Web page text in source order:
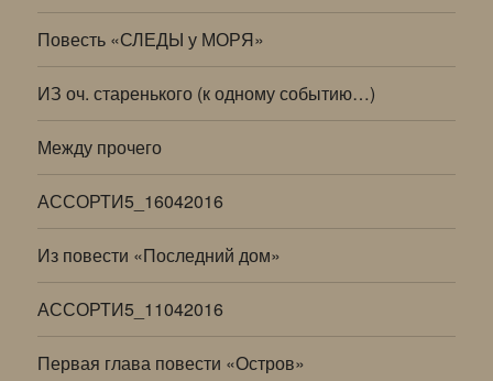
Повесть «СЛЕДЫ у МОРЯ»
ИЗ оч. старенького (к одному событию…)
Между прочего
АССОРТИ5_16042016
Из повести «Последний дом»
АССОРТИ5_11042016
Первая глава повести «Остров»